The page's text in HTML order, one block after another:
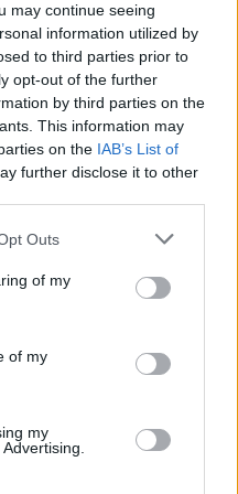
may continue seeing
information utilized by
to third parties prior to
opt-out of the further
by third parties on the
This information may
on the IAB’s List of
further disclose it to other
Outs
of my
of my
my
dla Fnatic. W
minut trzy zabójstwa
Liv, a jego kompani na
radzili sobie bardzo
przewaga w złocie
a Misfits ani myślało
w 22. minucie po
Winthera na konto
ze wzmocnieniem
pół godziny gry
wyrównali rezultat
czarni wyciągnęli
zwycięstwo Misfits –
krew, a w ciągu